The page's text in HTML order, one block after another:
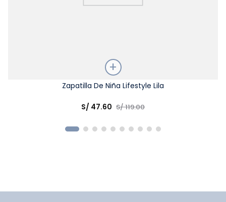
Zapatilla De Niña Lifestyle Lila
S/ 47.60 S/119.00